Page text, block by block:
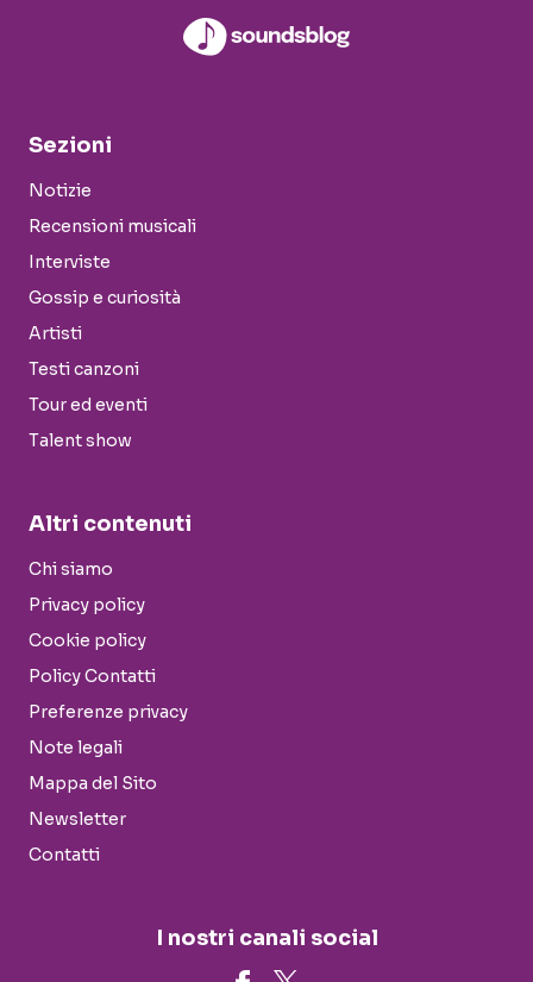
Sezioni
Notizie
Recensioni musicali
Interviste
Gossip e curiosità
Artisti
Testi canzoni
Tour ed eventi
Talent show
Altri contenuti
Chi siamo
Privacy policy
Cookie policy
Policy Contatti
Preferenze privacy
Note legali
Mappa del Sito
Newsletter
Contatti
I nostri canali social